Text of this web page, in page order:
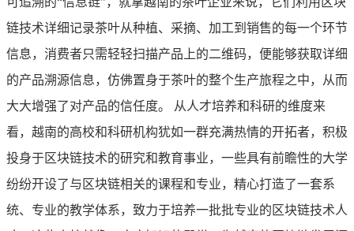
链技术详细记录茶叶从种植、采摘、加工到销售的每一个环节
信息，消费者只需轻轻扫描产品上的二维码，便能够获取详细
的产品溯源信息，仿佛置身于茶叶的整个生产旅程之中，从而
大大增强了对产品的信任度。 从人才培养和科研的维度来
看，越南的高校和科研机构犹如一群充满热情的开拓者，积极
投身于区块链技术的研究和教育事业，一些具有前瞻性的大学
纷纷开设了与区块链相关的课程和专业，精心打造了一套系
统、专业的教学体系，致力于培养一批批专业的区块链技术人